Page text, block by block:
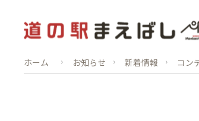
ホーム お知らせ 新着情報 コン